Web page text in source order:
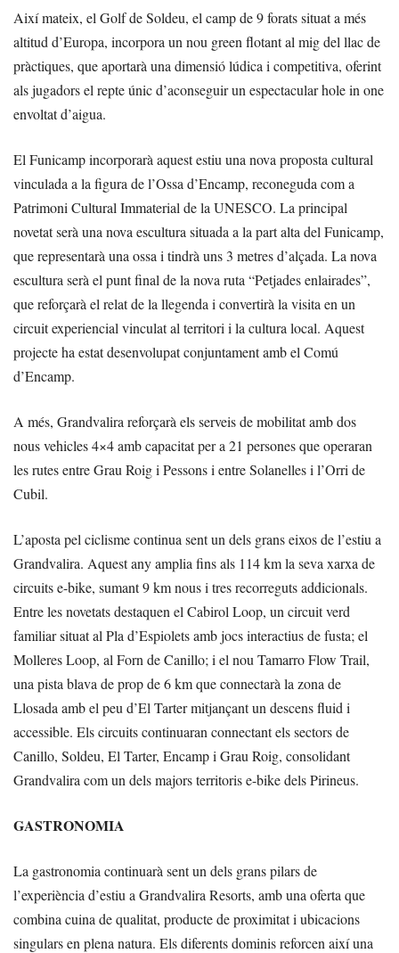
Així mateix, el Golf de Soldeu, el camp de 9 forats situat a més
altitud d’Europa, incorpora un nou green flotant al mig del llac de
pràctiques, que aportarà una dimensió lúdica i competitiva, oferint
als jugadors el repte únic d’aconseguir un espectacular hole in one
envoltat d’aigua.
El Funicamp incorporarà aquest estiu una nova proposta cultural
vinculada a la figura de l’Ossa d’Encamp, reconeguda com a
Patrimoni Cultural Immaterial de la UNESCO. La principal
novetat serà una nova escultura situada a la part alta del Funicamp,
que representarà una ossa i tindrà uns 3 metres d’alçada. La nova
escultura serà el punt final de la nova ruta “Petjades enlairades”,
que reforçarà el relat de la llegenda i convertirà la visita en un
circuit experiencial vinculat al territori i la cultura local. Aquest
projecte ha estat desenvolupat conjuntament amb el Comú
d’Encamp.
A més, Grandvalira reforçarà els serveis de mobilitat amb dos
nous vehicles 4×4 amb capacitat per a 21 persones que operaran
les rutes entre Grau Roig i Pessons i entre Solanelles i l’Orri de
Cubil.
L’aposta pel ciclisme continua sent un dels grans eixos de l’estiu a
Grandvalira. Aquest any amplia fins als 114 km la seva xarxa de
circuits e-bike, sumant 9 km nous i tres recorreguts addicionals.
Entre les novetats destaquen el Cabirol Loop, un circuit verd
familiar situat al Pla d’Espiolets amb jocs interactius de fusta; el
Molleres Loop, al Forn de Canillo; i el nou Tamarro Flow Trail,
una pista blava de prop de 6 km que connectarà la zona de
Llosada amb el peu d’El Tarter mitjançant un descens fluid i
accessible. Els circuits continuaran connectant els sectors de
Canillo, Soldeu, El Tarter, Encamp i Grau Roig, consolidant
Grandvalira com un dels majors territoris e-bike dels Pirineus.
GASTRONOMIA
La gastronomia continuarà sent un dels grans pilars de
l’experiència d’estiu a Grandvalira Resorts, amb una oferta que
combina cuina de qualitat, producte de proximitat i ubicacions
singulars en plena natura. Els diferents dominis reforcen així una